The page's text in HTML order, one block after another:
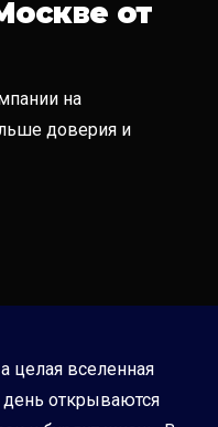
от
на
доверия и
целая вселенная
открываются